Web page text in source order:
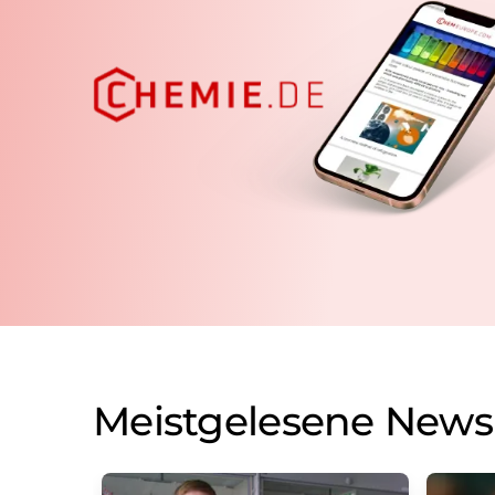
Meistgelesene News